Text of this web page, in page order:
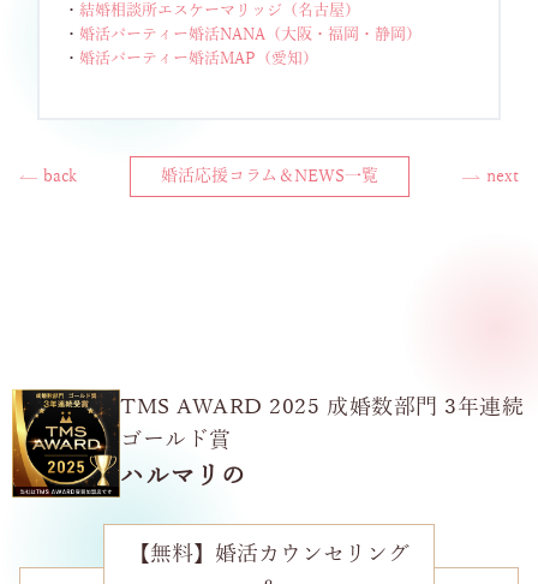
・ 結婚相談所エスケーマリッジ（名古屋）
・ 婚活パーティー婚活NANA（大阪・福岡・静岡）
・ 婚活パーティー婚活MAP（愛知）
back 婚活応援コラム＆NEWS一覧 next
TMS AWARD 2025 成婚数部門 3年連続
ゴールド賞
ハルマリの
【無料】婚活カウンセリング